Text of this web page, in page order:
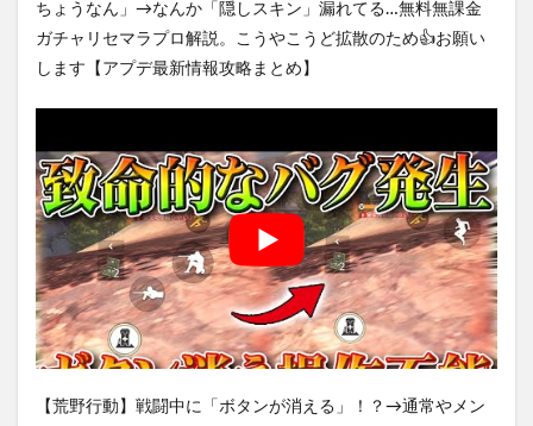
ちょうなん」→なんか「隠しスキン」漏れてる…無料無課金
ガチャリセマラプロ解説。こうやこうど拡散のため👍お願い
します【アプデ最新情報攻略まとめ】
【荒野行動】戦闘中に「ボタンが消える」！？→通常やメン